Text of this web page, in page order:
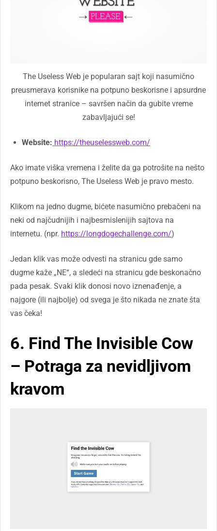
The Useless Web je popularan sajt koji nasumično
preusmerava korisnike na potpuno beskorisne i apsurdne
internet stranice – savršen način da gubite vreme
zabavljajući se!
Website: https://theuselessweb.com/
Ako imate viška vremena i želite da ga potrošite na nešto
potpuno beskorisno, The Useless Web je pravo mesto.
Klikom na jedno dugme, bićete nasumično prebačeni na
neki od najčudnijih i najbesmislenijih sajtova na
internetu. (npr. https://longdogechallenge.com/)
Jedan klik vas može odvesti na stranicu gde samo
dugme kaže „NE“, a sledeći na stranicu gde beskonačno
pada pesak. Svaki klik donosi novo iznenađenje, a
najgore (ili najbolje) od svega je što nikada ne znate šta
vas čeka!
6. Find The Invisible Cow
– Potraga za nevidljivom
kravom